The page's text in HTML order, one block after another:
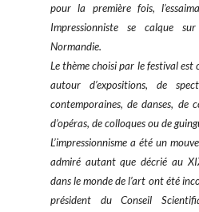
pour la première fois,
Impressionniste se calque
Normandie.
Le thème choisi par le festival
autour d’expositions, de
contemporaines, de danses, de
d’opéras, de colloques ou de
L’impressionnisme a été un
admiré autant que décrié au
dans le monde de l’art ont été
président du Conseil